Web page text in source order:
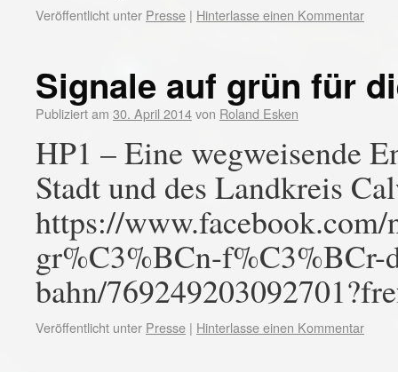
Veröffentlicht unter Presse | Hinterlasse einen Kommentar
Signale auf grün für
Publiziert am 30. April 2014von Roland Esken
HP1 – Eine wegweisende
Stadt und des Landkreis
https://
gr%C3%BCn-f%C3%BCr-
bahn/
Veröffentlicht unter Presse | Hinterlasse einen Kommentar